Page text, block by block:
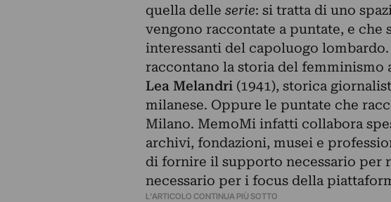
quella delle serie: si tratta di uno
vengono raccontate a puntate, e
interessanti del capoluogo
raccontano la storia del
Lea Melandri (1941), storica
milanese. Oppure le puntate che
Milano. MemoMi infatti collabora
archivi, fondazioni, musei e
di fornire il supporto necessario per
necessario per i focus della
L'ARTICOLO CONTINUA PIÙ SOTTO